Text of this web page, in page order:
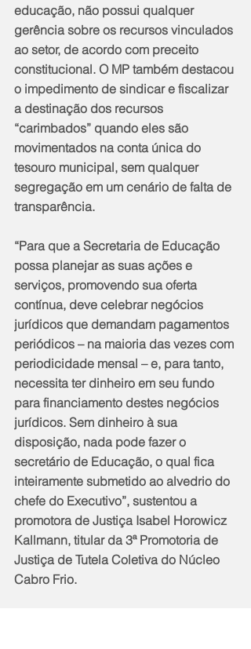
educação, não possui qualquer
gerência sobre os recursos vinculados
ao setor, de acordo com preceito
constitucional. O MP também destacou
o impedimento de sindicar e fiscalizar
a destinação dos recursos
“carimbados” quando eles são
movimentados na conta única do
tesouro municipal, sem qualquer
segregação em um cenário de falta de
transparência.
“Para que a Secretaria de Educação
possa planejar as suas ações e
serviços, promovendo sua oferta
contínua, deve celebrar negócios
jurídicos que demandam pagamentos
periódicos – na maioria das vezes com
periodicidade mensal – e, para tanto,
necessita ter dinheiro em seu fundo
para financiamento destes negócios
jurídicos. Sem dinheiro à sua
disposição, nada pode fazer o
secretário de Educação, o qual fica
inteiramente submetido ao alvedrio do
chefe do Executivo”, sustentou a
promotora de Justiça Isabel Horowicz
Kallmann, titular da 3ª Promotoria de
Justiça de Tutela Coletiva do Núcleo
Cabro Frio.